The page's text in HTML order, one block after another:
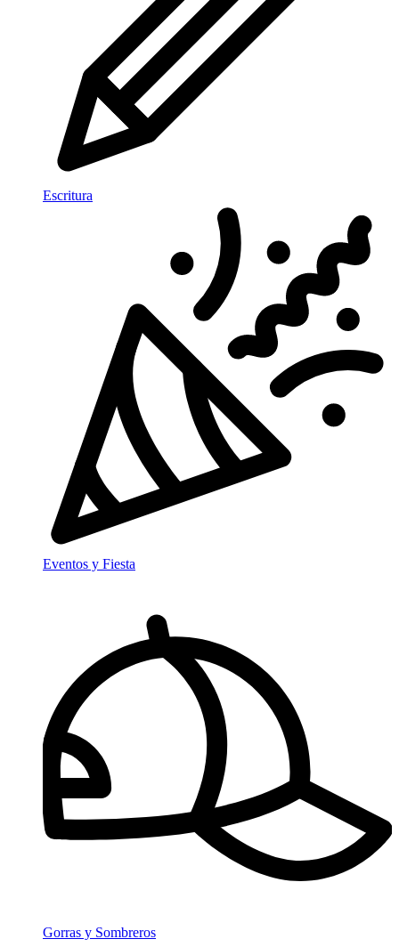
Escritura
Eventos y Fiesta
Gorras y Sombreros